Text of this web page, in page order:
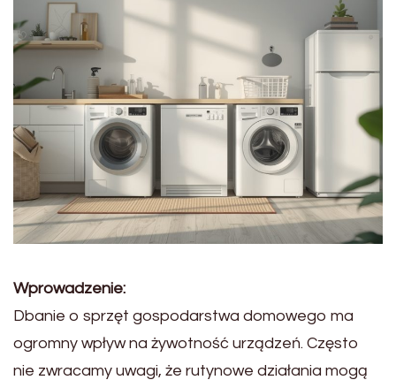
Wprowadzenie:
Dbanie o sprzęt gospodarstwa domowego ma
ogromny wpływ na żywotność urządzeń. Często
nie zwracamy uwagi, że rutynowe działania mogą